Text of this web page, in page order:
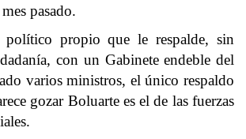
pasado.
propio que le respalde, sin
con un Gabinete endeble del
varios ministros, el único respaldo
gozar Boluarte es el de las fuerzas